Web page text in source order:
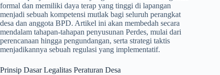
formal dan memiliki daya terap yang tinggi di lapangan
menjadi sebuah kompetensi mutlak bagi seluruh perangkat
desa dan anggota BPD. Artikel ini akan membedah secara
mendalam tahapan-tahapan penyusunan Perdes, mulai dari
perencanaan hingga pengundangan, serta strategi taktis
menjadikannya sebuah regulasi yang implementatif.
Prinsip Dasar Legalitas Peraturan Desa